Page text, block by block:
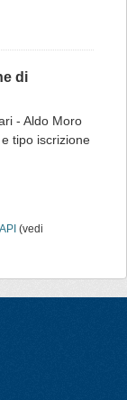
di
- Aldo Moro
tipo iscrizione
API (vedi